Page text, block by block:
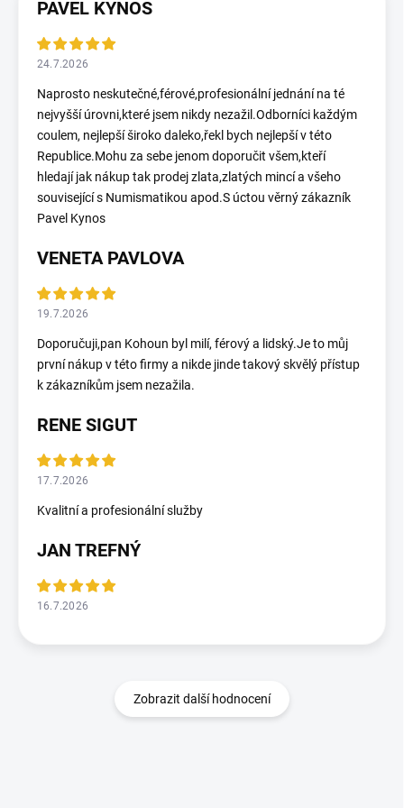
PAVEL KYNOS
24.7.2026
Naprosto neskutečné,férové,profesionální jednání na té
nejvyšší úrovni,které jsem nikdy nezažil.Odborníci každým
coulem, nejlepší široko daleko,řekl bych nejlepší v této
Republice.Mohu za sebe jenom doporučit všem,kteří
hledají jak nákup tak prodej zlata,zlatých mincí a všeho
související s Numismatikou apod.S úctou věrný zákazník
Pavel Kynos
VENETA PAVLOVA
19.7.2026
Doporučuji,pan Kohoun byl milí, férový a lidský.Je to můj
první nákup v této firmy a nikde jinde takový skvělý přístup
k zákazníkům jsem nezažila.
RENE SIGUT
17.7.2026
Kvalitní a profesionální služby
JAN TREFNÝ
16.7.2026
Zobrazit další hodnocení